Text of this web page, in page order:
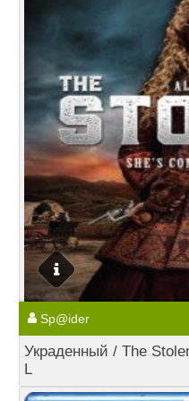
Sp@ider
Украденный / The
L